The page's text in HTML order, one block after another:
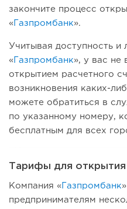
закончите процесс
« Газпромбанк».
Учитывая доступность и
« Газпромбанк», у вас не
открытием расчетного
возникновения каких-
можете обратиться в
по указанному номеру,
бесплатным для всех
Тарифы для
Компания « Газпромбанк
предпринимателям